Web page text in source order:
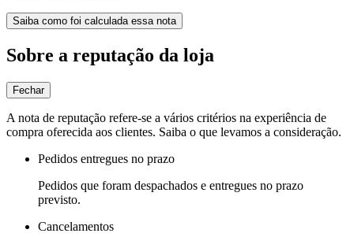
Saiba como foi calculada essa nota
Sobre a reputação da loja
Fechar
A nota de reputação refere-se a vários critérios na experiência de
compra oferecida aos clientes. Saiba o que levamos a consideração.
Pedidos entregues no prazo
Pedidos que foram despachados e entregues no prazo
previsto.
Cancelamentos